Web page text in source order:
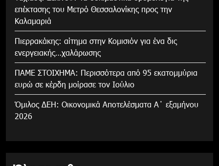
επέκτασης του Μετρό Θεσσαλονίκης προς την
Καλαμαριά
Πιερρακάκης: αίτημα στην Κομισιόν για ένα δις
ενεργειακής…χαλάρωσης
ΠΑΜΕ ΣΤΟΙΧΗΜΑ: Περισσότερα από 95 εκατομμύρια
ευρώ σε κέρδη μοίρασε τον Ιούλιο
Όμιλος ΔΕΗ: Οικονομικά Αποτελέσματα Α΄ εξαμήνου
2026